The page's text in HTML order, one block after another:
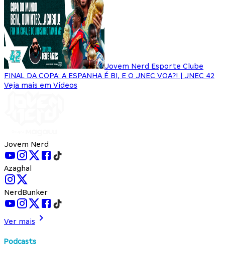
Jovem Nerd Esporte Clube
FINAL DA COPA: A ESPANHA É BI, E O JNEC VOA?! | JNEC 42
Veja mais em Vídeos
Jovem Nerd
Azaghal
NerdBunker
Ver mais
Podcasts